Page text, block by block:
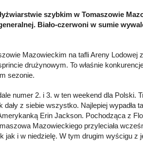
szybkim w Tomaszowie
Biało-czerwoni w sumie
Mazowieckim na tafli Areny
drużynowym. To właśnie
sezonie.
numer 2. i 3. w ten weekend dla Polski.
z siebie wszystko. Najlepiej wypadła
Erin Jackson. Pochodząca z
Mazowieckiego przyleciała
jak i w niedzielę. W tym drugim wyścigu